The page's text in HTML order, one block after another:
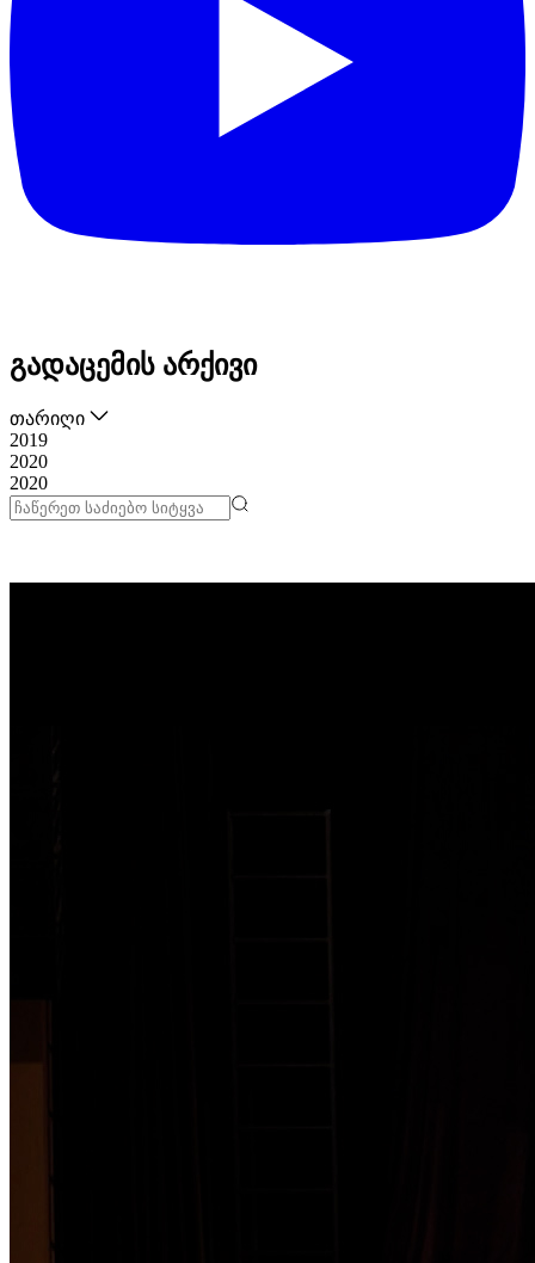
გადაცემის არქივი
თარიღი
2019
2020
2020